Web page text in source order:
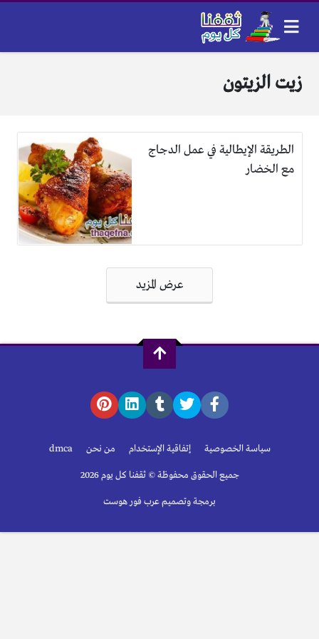
زيت الزيتون
الطريقة الإيطالية في عمل الدجاج
مع الخضار
عرض المزيد
سياسة الخصوصية إتفاقية الإستخدام من نحن dmca
جميع الحقوق محفوظة © ثقفنا كل يوم 2026
برمجة وتصميم عرب فور هوست